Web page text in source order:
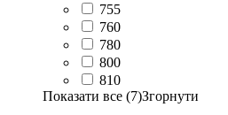
755
760
780
800
810
Показати все (7)Згорнути